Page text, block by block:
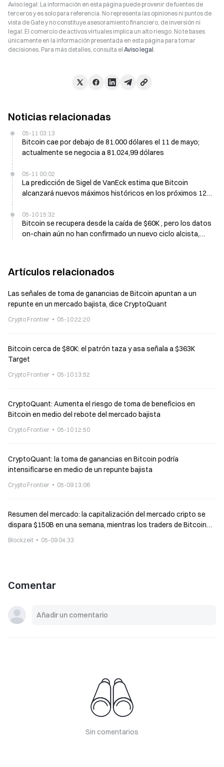
Aviso legal: La información en esta página puede provenir de fuentes de
terceros y es solo para referencia. No representa las opiniones ni puntos de
vista de Gate y no constituye asesoramiento financiero, de inversión ni
legal. El comercio de activos virtuales implica un alto riesgo. No te bases
únicamente en la información presentada en esta página para tomar
decisiones. Para más detalles, consulta el Aviso legal.
Noticias relacionadas
05-11 03:13
Bitcoin cae por debajo de 81.000 dólares el 11 de mayo;
actualmente se negocia a 81.024,99 dólares
05-11 00:02
La predicción de Sigel de VanEck estima que Bitcoin
alcanzará nuevos máximos históricos en los próximos 12
05-10 15:32
Bitcoin se recupera desde la caída de $60K , pero los datos
on-chain aún no han confirmado un nuevo ciclo alcista,
Artículos relacionados
Las señales de toma de ganancias de Bitcoin apuntan a un
repunte en un mercado bajista, dice CryptoQuant
Crypto Frontier 05-10 22:20
Bitcoin cerca de $80K: el patrón taza y asa señala a $363K
Target
Crypto Frontier 05-10 13:52
CryptoQuant: Aumenta el riesgo de toma de beneficios en
Bitcoin en medio del rebote del mercado bajista
Crypto Frontier 05-10 12:50
CryptoQuant: la toma de ganancias en Bitcoin podría
intensificarse en medio de un repunte bajista
Crypto Frontier 05-09 13:06
Resumen del mercado: la capitalización del mercado cripto se
dispara $150B en una semana, mientras los traders de Bitcoin
Blockzeit 05-09 04:33
Comentar
Sin comentarios